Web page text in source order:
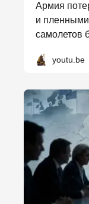
Армия
и
самолетов
youtu.be